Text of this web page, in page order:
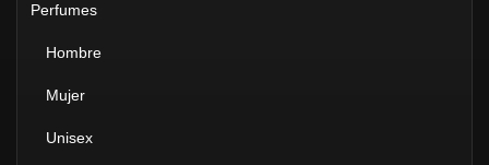
Perfumes
Hombre
Mujer
Unisex